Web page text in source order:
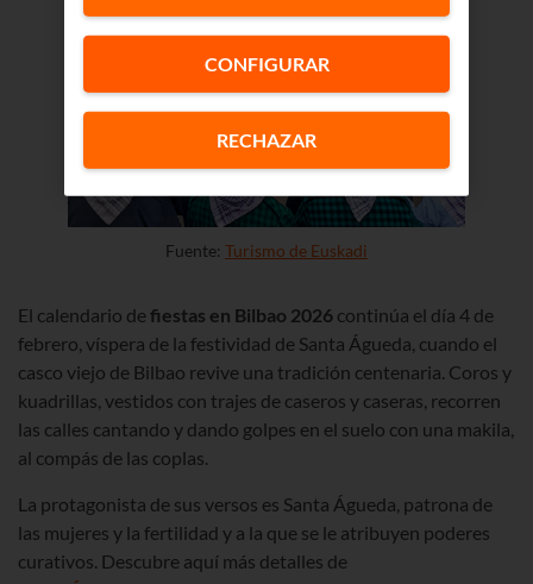
Fuente: Turismo de Euskadi
El calendario defiestas en Bilbao 2026 continúa el día 4 de
febrero, víspera de la festividad de Santa Águeda, cuando el
casco viejo de Bilbao revive una tradición centenaria. Coros y
kuadrillas, vestidos con trajes de caseros y caseras, recorren
las calles cantando y dando golpes en el suelo con una makila,
al compás de las coplas.
La protagonista de sus versos es Santa Águeda, patrona de
las mujeres y la fertilidad y a la que se le atribuyen poderes
curativos. Descubre aquí más detalles de
CONFIGURAR
RECHAZAR